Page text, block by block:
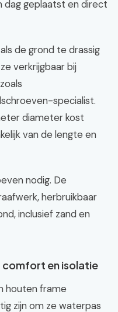
dag geplaatst en direct
de grond te drassig
verkrijgbaar bij
specialist.
diameter kost
van de lengte en
nodig. De
herbruikbaar
inclusief zand en
en isolatie
houten frame
zijn om ze waterpas